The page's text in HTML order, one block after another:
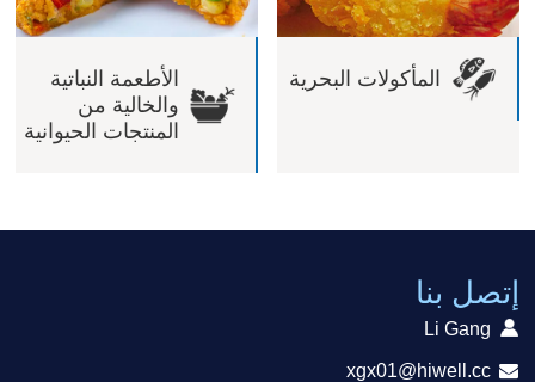
المأكولات البحرية
الأطعمة النباتية
والخالية من
المنتجات الحيوانية
إتصل بنا
Li Gang
xgx01@hiwell.cc